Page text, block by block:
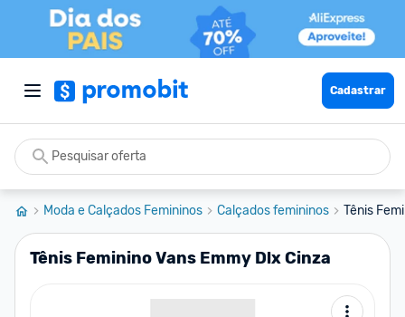
Cadastrar
Moda e Calçados Femininos Calçados femininos Tênis
Tênis Feminino Vans Emmy Dlx Cinza